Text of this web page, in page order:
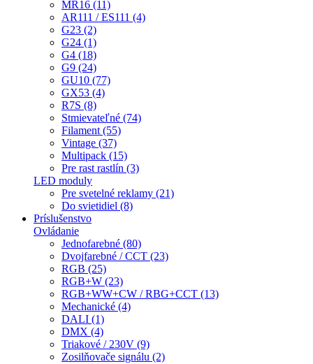
MR16 (11)
AR111 / ES111 (4)
G23 (2)
G24 (1)
G4 (18)
G9 (24)
GU10 (77)
GX53 (4)
R7S (8)
Stmievateľné (74)
Filament (55)
Vintage (37)
Multipack (15)
Pre rast rastlín (3)
LED moduly
Pre svetelné reklamy (21)
Do svietidiel (8)
Príslušenstvo
Ovládanie
Jednofarebné (80)
Dvojfarebné / CCT (23)
RGB (25)
RGB+W (23)
RGB+WW+CW / RBG+CCT (13)
Mechanické (4)
DALI (1)
DMX (4)
Triakové / 230V (9)
Zosilňovače signálu (2)